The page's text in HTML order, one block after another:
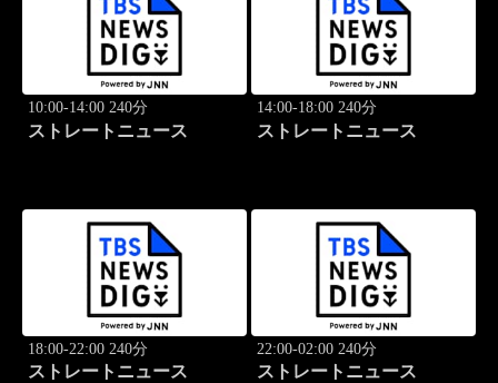
10:00-14:00 240分
ストレートニュース
14:00-18:00 240分
ストレートニュース
18:00-22:00 240分
ストレートニュース
22:00-02:00 240分
ストレートニュース